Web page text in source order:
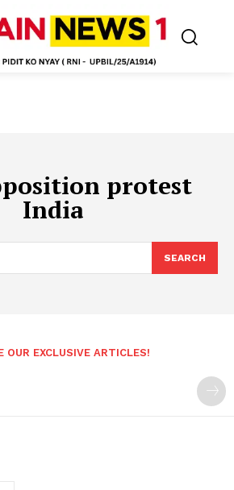
protest
India
SEARCH
OUR EXCLUSIVE ARTICLES!